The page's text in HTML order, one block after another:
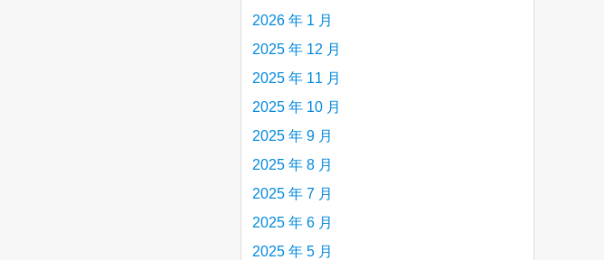
2026 年 1 月
2025 年 12 月
2025 年 11 月
2025 年 10 月
2025 年 9 月
2025 年 8 月
2025 年 7 月
2025 年 6 月
2025 年 5 月